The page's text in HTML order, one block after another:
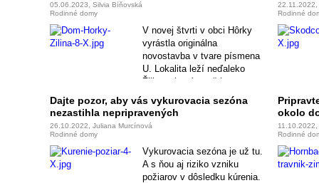
05.06.2023, Silvia Bíňovská
Rodinné domy
V novej štvrti v obci Hôrky
vyrástla originálna
novostavba v tvare písmena
U. Lokalita leží neďaleko
Žiliny, ale zároveň je
pokojným miestom pre život
s panoramatickým výhľadom
na okolitú krajinu.
Rodinné
Dajte pozor, aby vás vykurovacia sezóna
nezastihla nepripravených
26.10.2022, Juliana Murcínová
Rodinné domy
Vykurovacia sezóna je už tu.
A s ňou aj riziko vzniku
požiarov v dôsledku kúrenia.
okolo
Rodinné